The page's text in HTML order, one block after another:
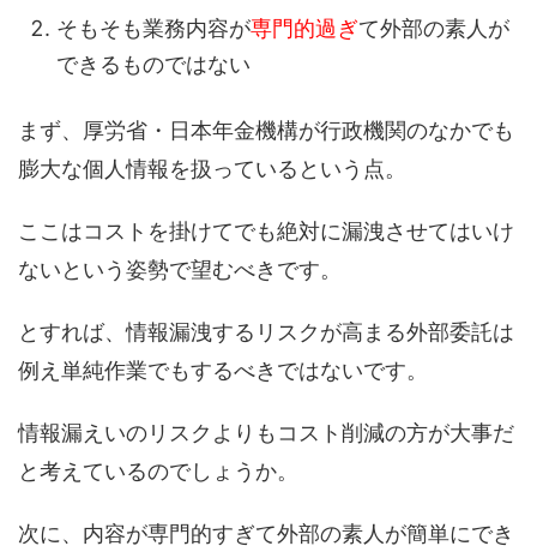
そもそも業務内容が専門的過ぎて外部の素人が
できるものではない
まず、厚労省・日本年金機構が行政機関のなかでも
膨大な個人情報を扱っているという点。
ここはコストを掛けてでも絶対に漏洩させてはいけ
ないという姿勢で望むべきです。
とすれば、情報漏洩するリスクが高まる外部委託は
例え単純作業でもするべきではないです。
情報漏えいのリスクよりもコスト削減の方が大事だ
と考えているのでしょうか。
次に、内容が専門的すぎて外部の素人が簡単にでき